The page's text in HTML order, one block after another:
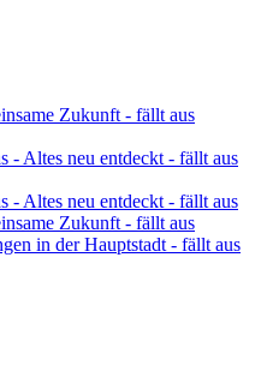
Zukunft - fällt aus
- Altes neu entdeckt - fällt aus
- Altes neu entdeckt - fällt aus
Zukunft - fällt aus
in der Hauptstadt - fällt aus